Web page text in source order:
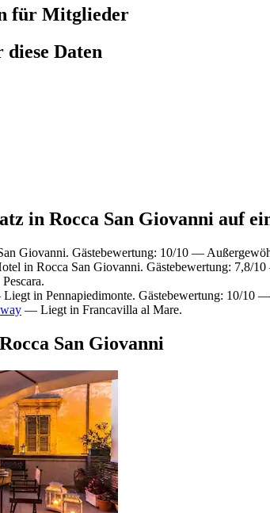
für Mitglieder
Daten
in Rocca San Giovanni auf
Giovanni. Gästebewertung: 10/10 —
in Rocca San Giovanni. Gästebewertung: 7,8/
in Pennapiedimonte. Gästebewertung: 10/10
— Liegt in Francavilla al Mare.
San Giovanni